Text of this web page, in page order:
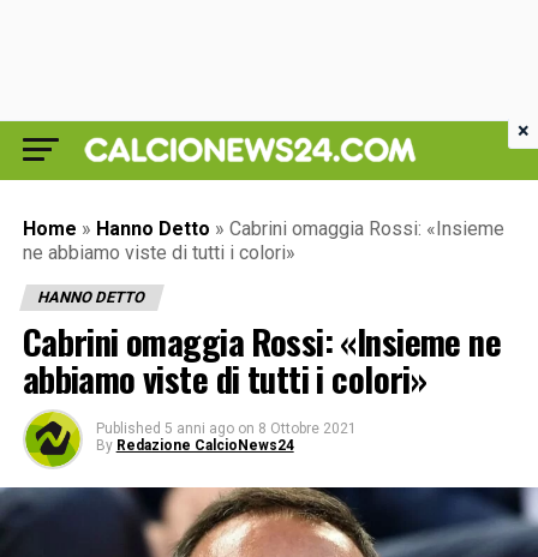
Home » Hanno Detto » Cabrini omaggia Rossi: «Insieme
ne abbiamo viste di tutti i colori»
HANNO DETTO
Cabrini omaggia Rossi: «Insieme ne
abbiamo viste di tutti i colori»
Published 5 anni ago on 8 Ottobre 2021
By Redazione CalcioNews24
×